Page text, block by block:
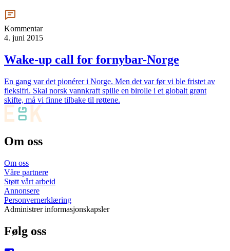
Kommentar
4. juni 2015
Wake-up call for fornybar-Norge
En gang var det pionérer i Norge. Men det var før vi ble fristet av
fleksifri. Skal norsk vannkraft spille en birolle i et globalt grønt
skifte, må vi finne tilbake til røttene.
Om oss
Om oss
Våre partnere
Støtt vårt arbeid
Annonsere
Personvernerklæring
Administrer informasjonskapsler
Følg oss